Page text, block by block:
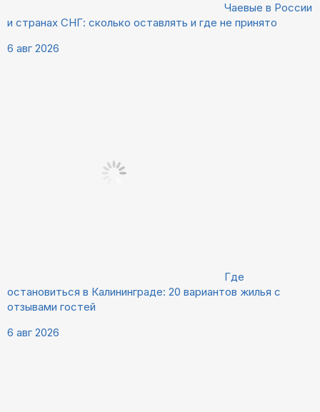
Чаевые в России
и странах СНГ: сколько оставлять и где не принято
6 авг 2026
Где
остановиться в Калининграде: 20 вариантов жилья с
отзывами гостей
6 авг 2026